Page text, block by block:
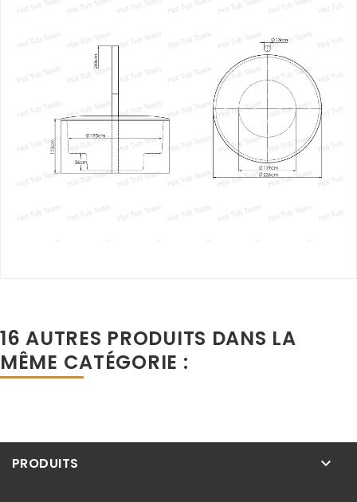
16 AUTRES PRODUITS DANS LA
MÊME CATÉGORIE :
PRODUITS keyboard_arrow_down